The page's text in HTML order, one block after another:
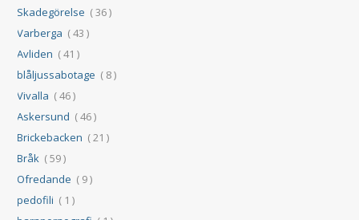
Skadegörelse ( 36 )
Varberga ( 43 )
Avliden ( 41 )
blåljussabotage ( 8 )
Vivalla ( 46 )
Askersund ( 46 )
Brickebacken ( 21 )
Bråk ( 59 )
Ofredande ( 9 )
pedofili ( 1 )